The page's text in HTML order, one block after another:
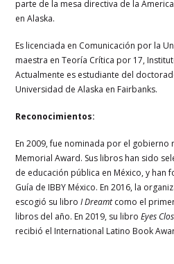
parte de la mesa directiva de la
en Alaska.
Es licenciada en Comunicación por la
maestra en Teoría Crítica por 17,
Actualmente es estudiante del
Universidad de Alaska en Fairbanks.
Reconocimientos:
En 2009, fue nominada por el gobierno
Memorial Award. Sus libros han sido
de educación pública en México, y han
Guía de IBBY México. En 2016, la
escogió su libroI Dreamtcomo el
libros del año. En 2019, su libroEyes
recibió el International Latino Book